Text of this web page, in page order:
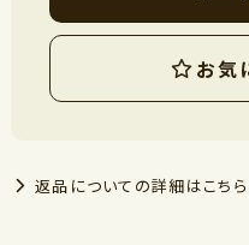
お気
返品についての詳細はこちら